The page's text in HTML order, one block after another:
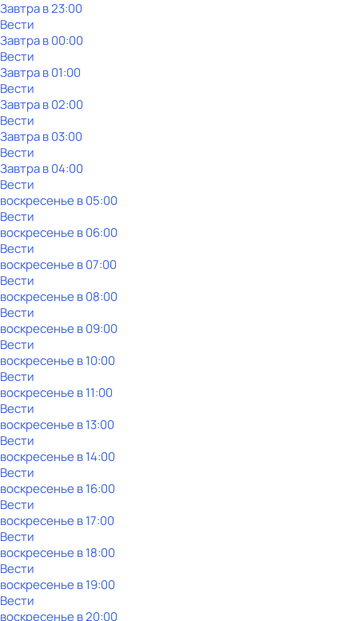
Завтра в 23:00
Вести
Завтра в 00:00
Вести
Завтра в 01:00
Вести
Завтра в 02:00
Вести
Завтра в 03:00
Вести
Завтра в 04:00
Вести
воскресенье в05:00
Вести
воскресенье в06:00
Вести
воскресенье в07:00
Вести
воскресенье в08:00
Вести
воскресенье в09:00
Вести
воскресенье в10:00
Вести
воскресенье в11:00
Вести
воскресенье в13:00
Вести
воскресенье в14:00
Вести
воскресенье в16:00
Вести
воскресенье в17:00
Вести
воскресенье в18:00
Вести
воскресенье в19:00
Вести
воскресенье в20:00